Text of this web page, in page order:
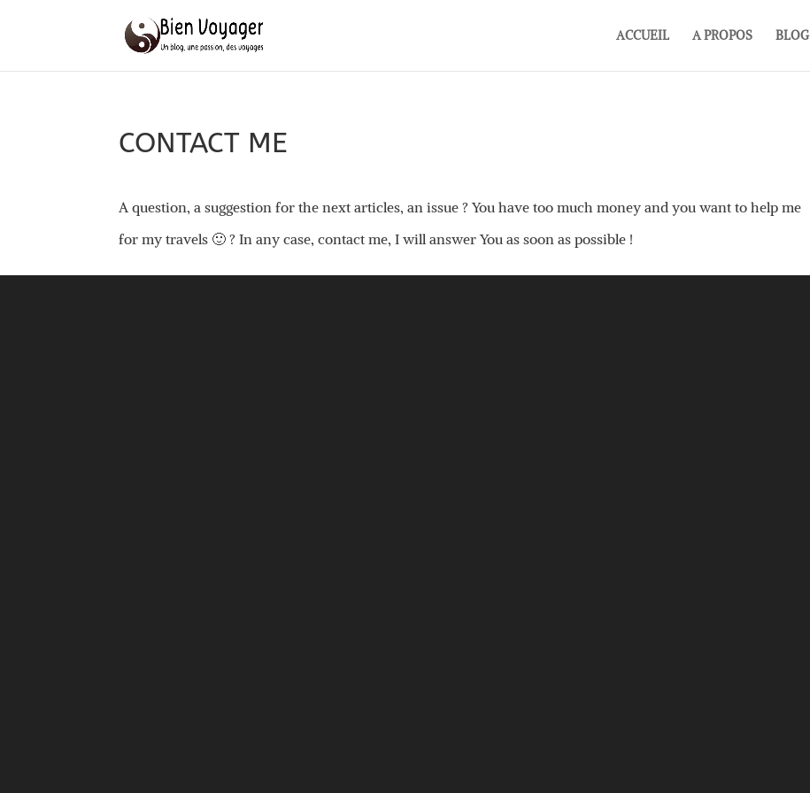
ACCUEIL A PROPOS BLOG
CONTACT ME
A question, a suggestion for the next articles, an issue ? You have too much money and you want to help me
for my travels 🙂 ? In any case, contact me, I will answer You as soon as possible !